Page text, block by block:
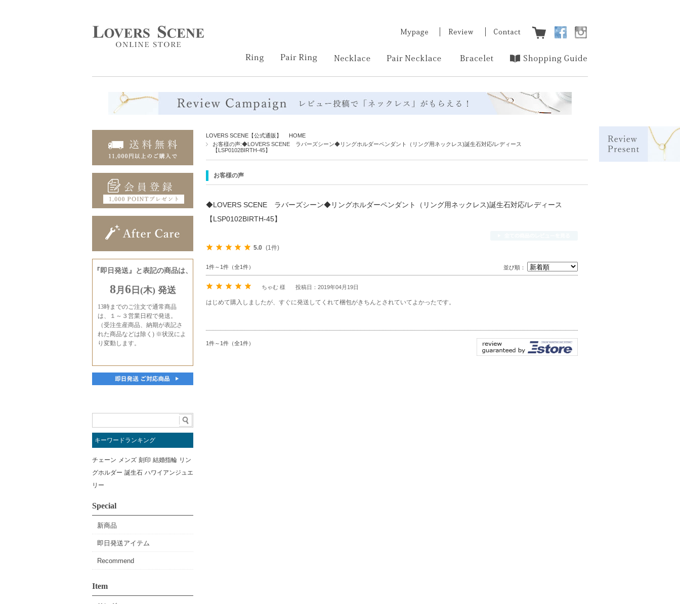
LOVERS SCENE【公式通販】 HOME
お客様の声:◆LOVERS SCENE ラバーズシーン◆リングホルダーペンダント（リング用ネックレス)誕生石対応/レディース
【LSP0102BIRTH-45】
お客様の声
◆LOVERS SCENE ラバーズシーン◆リングホルダーペンダント（リング用ネックレス)誕生石対応/レディース
【LSP0102BIRTH-45】
5.0 (1件)
1件～1件（全1件） 並び順：
ちゃむ 様 投稿日：2019年04月19日
はじめて購入しましたが、すぐに発送してくれて梱包がきちんとされていてよかったです。
1件～1件（全1件）
キーワードランキング
チェーン メンズ 刻印 結婚指輪 リン
グホルダー 誕生石 ハワイアンジュエ
リー
Special
新商品
即日発送アイテム
Recommend
Item